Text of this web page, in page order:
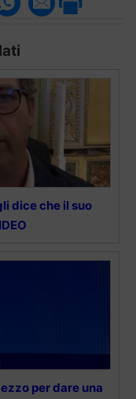
dice che il suo
per dare una